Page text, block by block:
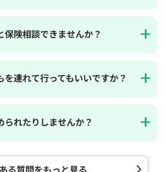
保険相談できませんか？
連れて行ってもいいですか？
られたりしませんか？
る質問をもっと見る